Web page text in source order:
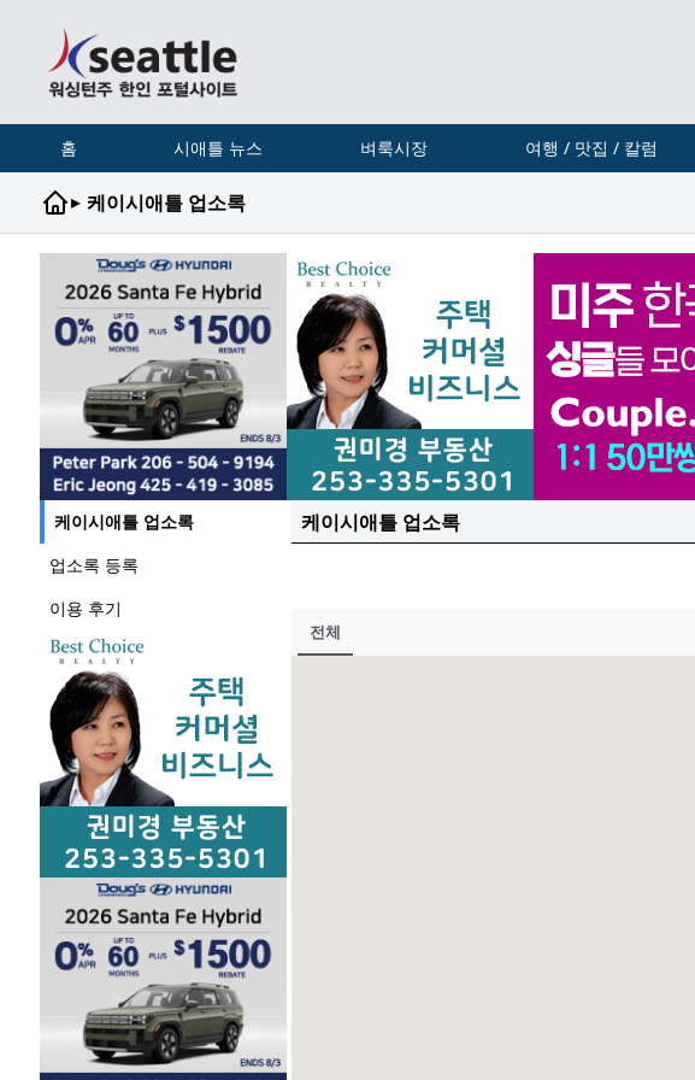
홈 시애틀 뉴스 벼룩시장 여행 / 맛집 / 칼럼
▸ 케이시애틀 업소록
케이시애틀 업소록
업소록 등록
이용 후기
케이시애틀 업소록
전체